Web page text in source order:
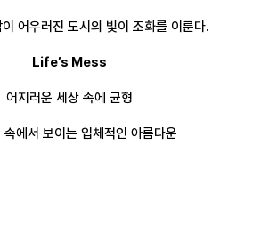
어우러진 도시의 빛이 조화를 이룬다.
Life’s Mess
어지러운 세상 속에 균형
속에서 보이는 입체적인 아름다운